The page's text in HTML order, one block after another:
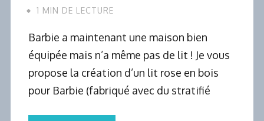
1 MIN DE LECTURE
Barbie a maintenant une maison bien
équipée mais n’a même pas de lit ! Je vous
propose la création d’un lit rose en bois
pour Barbie (fabriqué avec du stratifié